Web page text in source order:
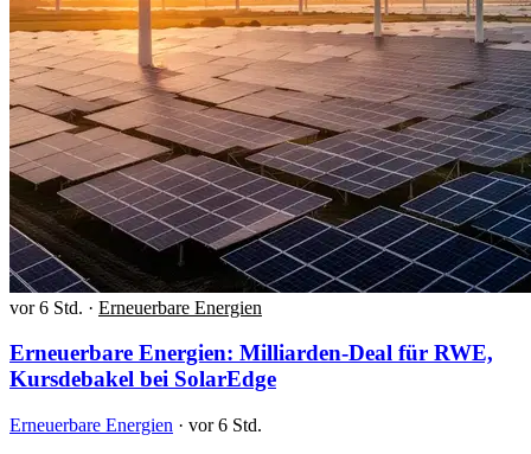
vor 6 Std. · Erneuerbare Energien
Erneuerbare Energien: Milliarden-Deal für RWE,
Kursdebakel bei SolarEdge
Erneuerbare Energien · vor 6 Std.